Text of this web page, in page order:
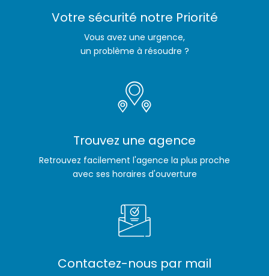
Votre sécurité notre Priorité
Vous avez une urgence,
un problème à résoudre ?
Trouvez une agence
Retrouvez facilement l'agence la plus proche
avec ses horaires d'ouverture
Contactez-nous par mail